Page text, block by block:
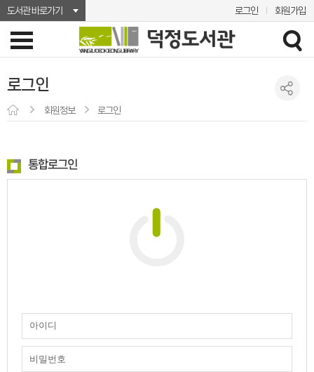
도서관 바로가기 로그인 회원가입
로그인
회원정보 로그인
통합로그인